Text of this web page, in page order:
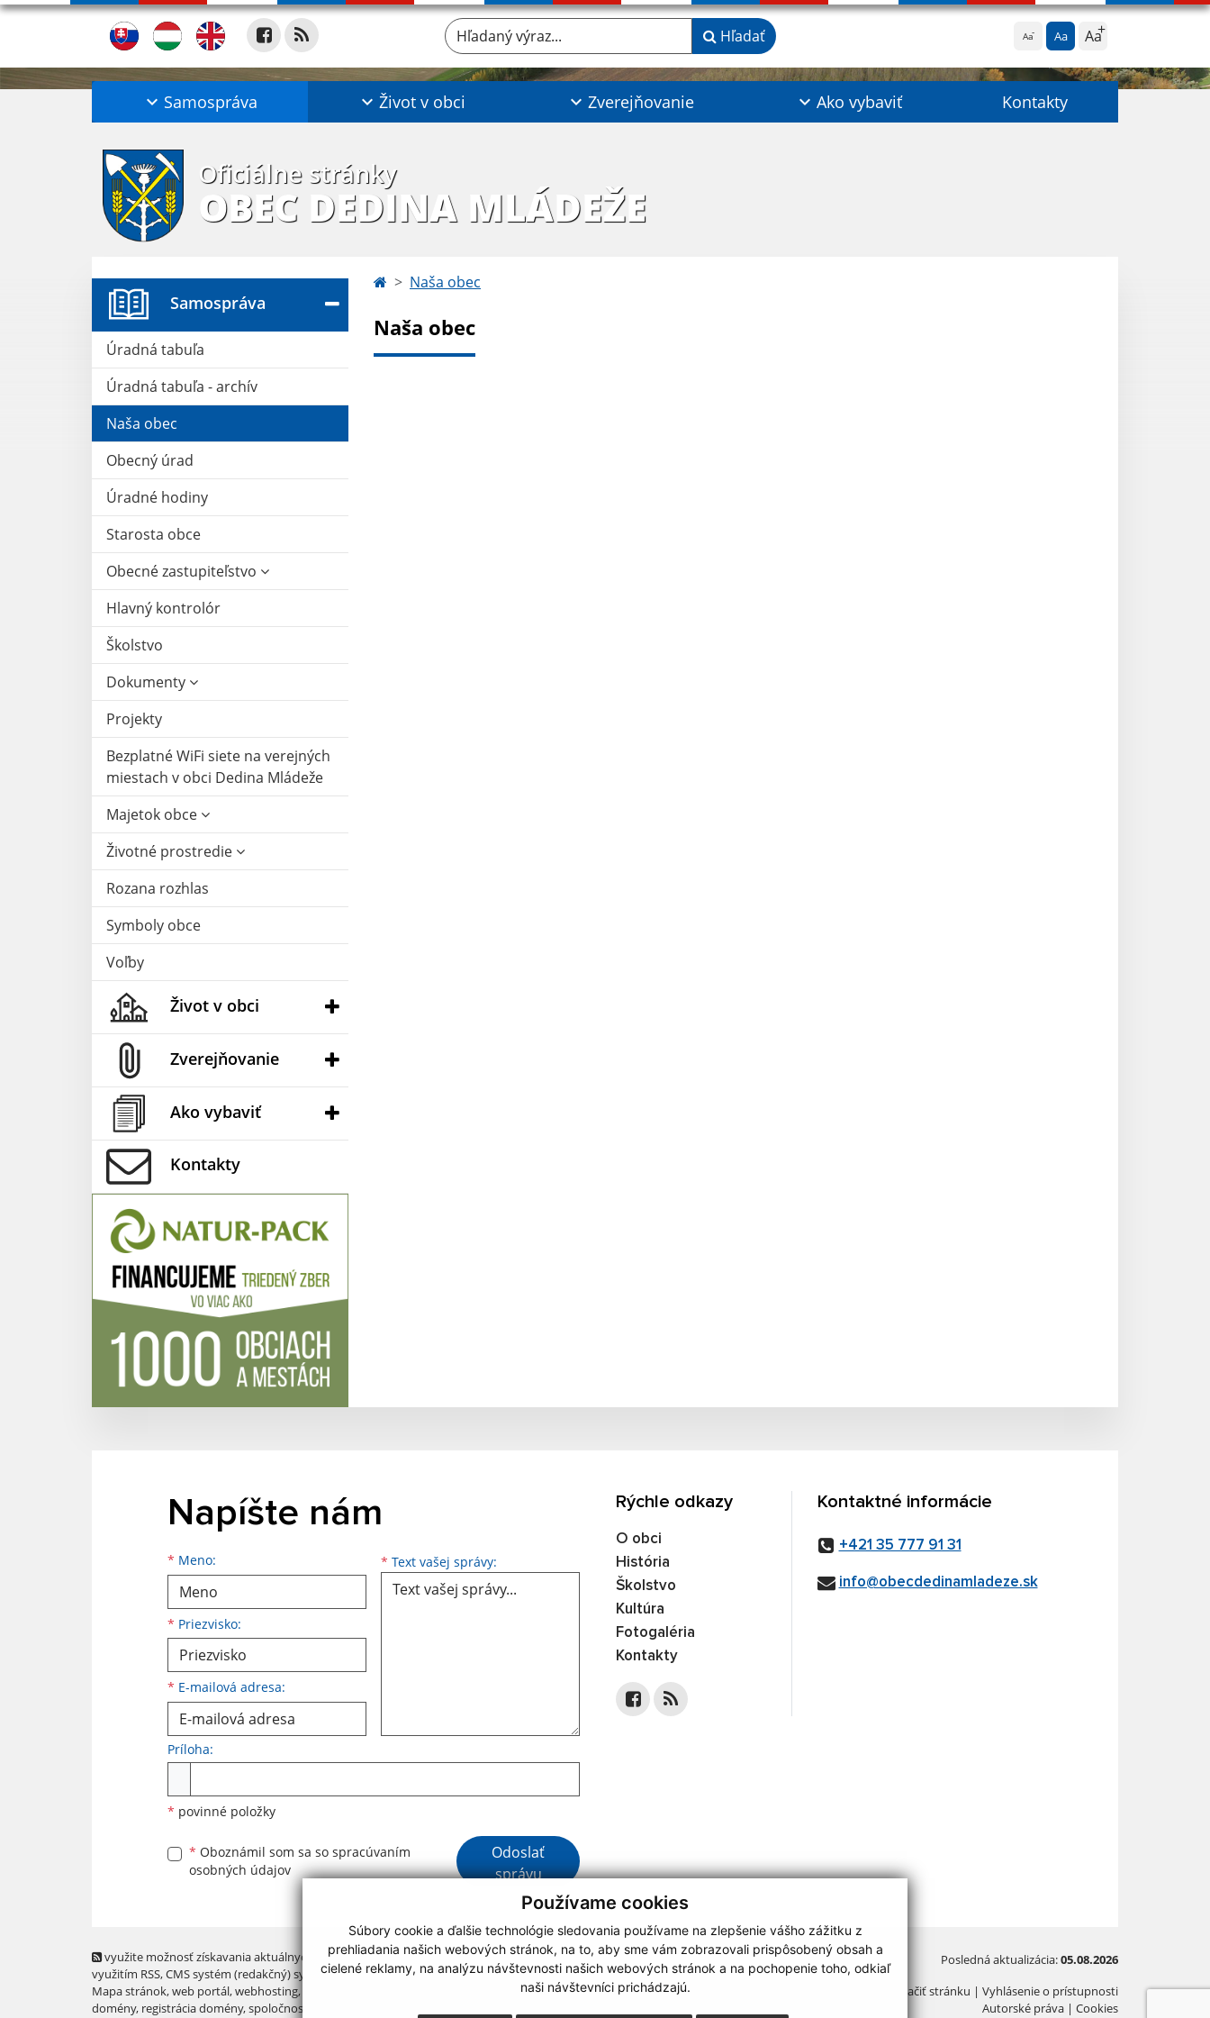
Používame cookies
Súbory cookie a ďalšie technológie sledovania používame na zlepšenie vášho zážitku z
prehliadania našich webových stránok, na to, aby sme vám zobrazovali prispôsobený obsah a
cielené reklamy, na analýzu návštevnosti našich webových stránok a na pochopenie toho, odkiaľ
naši návštevníci prichádzajú.
Aa Aa Aa
Hľadaný výraz... Hľadať
Samospráva Život v obci Zverejňovanie Ako vybaviť Kontakty
Oficiálne stránky
OBEC DEDINA MLÁDEŽE
Samospráva
Úradná tabuľa
Úradná tabuľa - archív
Naša obec
Obecný úrad
Úradné hodiny
Starosta obce
Obecné zastupiteľstvo
Hlavný kontrolór
Školstvo
Dokumenty
Projekty
Bezplatné WiFi siete na verejných
miestach v obci Dedina Mládeže
Majetok obce
Životné prostredie
Rozana rozhlas
Symboly obce
Voľby
Život v obci
Zverejňovanie
Ako vybaviť
Kontakty
Naša obec
Naša obec
Napíšte nám
* Meno:
Meno
* Priezvisko:
Priezvisko
* E-mailová adresa:
E-mailová adresa * Text vašej správy: Text vašej správy...
Príloha:
* povinné položky
* Oboznámil som sa so spracúvaním
osobných údajov
Google reCaptcha Response
Odoslať
správu
Rýchle odkazy
O obci
História
Školstvo
Kultúra
Fotogaléria
Kontakty
Kontaktné informácie
+421 35 777 91 31
info@obecdedinamladeze.sk
využite možnosť získavania aktuálnych informácií s
využitím RSS, CMS systém (redakčný) systém ECHELON 2,
Mapa stránok,web portál,webhosting,
domény, registrácia domény,spoločnosť webex.digital, s.r.o.
Posledná aktualizácia:05.08.2026
Vytlačiť stránku | Vyhlásenie o prístupnosti
Autorské práva | Cookies
webdesign|